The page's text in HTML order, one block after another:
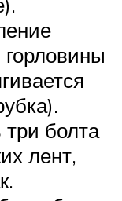
три болта
лент,